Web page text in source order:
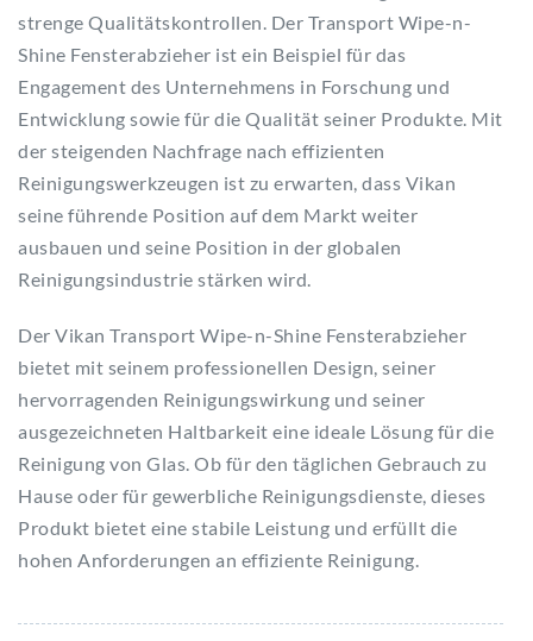
strenge Qualitätskontrollen. Der Transport Wipe-n-
Shine Fensterabzieher ist ein Beispiel für das
Engagement des Unternehmens in Forschung und
Entwicklung sowie für die Qualität seiner Produkte. Mit
der steigenden Nachfrage nach effizienten
Reinigungswerkzeugen ist zu erwarten, dass Vikan
seine führende Position auf dem Markt weiter
ausbauen und seine Position in der globalen
Reinigungsindustrie stärken wird.
Der Vikan Transport Wipe-n-Shine Fensterabzieher
bietet mit seinem professionellen Design, seiner
hervorragenden Reinigungswirkung und seiner
ausgezeichneten Haltbarkeit eine ideale Lösung für die
Reinigung von Glas. Ob für den täglichen Gebrauch zu
Hause oder für gewerbliche Reinigungsdienste, dieses
Produkt bietet eine stabile Leistung und erfüllt die
hohen Anforderungen an effiziente Reinigung.